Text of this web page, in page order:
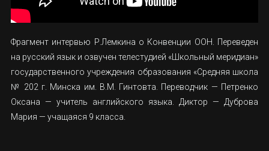
Фрагмент интервью Р.Лемкина о Конвенции ООН. Переведен
на русский язык и озвучен телестудией «Школьный меридиан»
государственного учреждения образования «Средняя школа
№ 202 г. Минска им. В.М. Гинтовта. Переводчик — Петренко
Оксана — учитель английского языка. Диктор — Дуброва
Мария — учащаяся 9 класса.